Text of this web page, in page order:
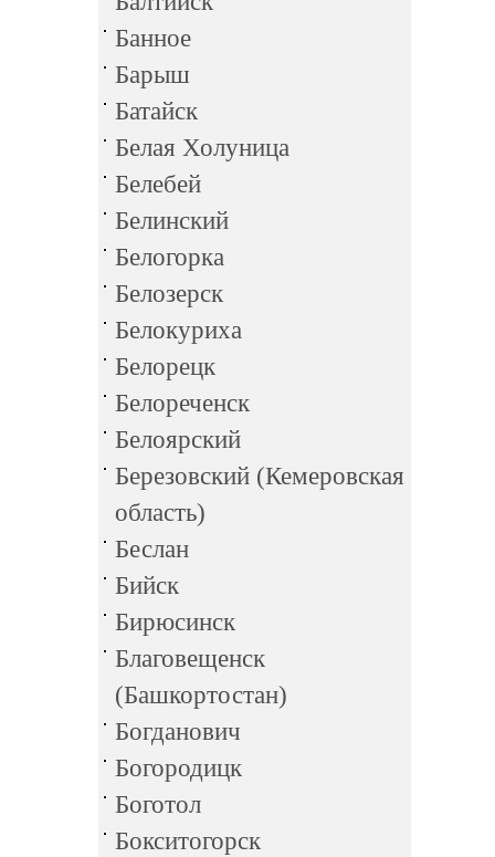
Банное
Барыш
Батайск
Белая Холуница
Белебей
Белинский
Белогорка
Белозерск
Белокуриха
Белорецк
Белореченск
Белоярский
Березовский (Кемеровская
область)
Беслан
Бийск
Бирюсинск
Благовещенск
(Башкортостан)
Богданович
Богородицк
Боготол
Бокситогорск